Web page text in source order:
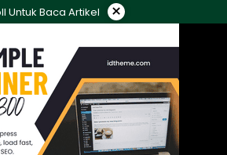
Untuk Baca Artikel ×